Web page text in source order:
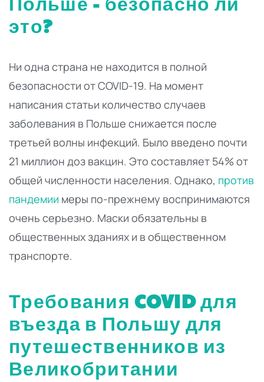
это?
Ни одна страна не находится в полной
безопасности от COVID-19. На момент
написания статьи количество случаев
заболевания в Польше снижается после
третьей волны инфекций. Было введено почти
21 миллион доз вакцин. Это составляет 54% от
общей численности населения. Однако, против
пандемии меры по-прежнему воспринимаются
очень серьезно. Маски обязательны в
общественных зданиях и в общественном
транспорте.
Требования COVID для
въезда в Польшу для
путешественников из
Великобритании